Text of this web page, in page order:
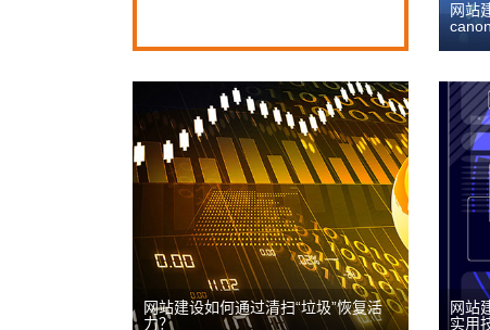
网站
网站建设如何通过清扫“垃圾”恢复活
力？
网站
实用
网站
全面、系统的网站测试对于网
站建设来说是不可缺少的，关
系到网站后期运营和优化是否
能够按照我们预期的轨迹正常
运行，本文主要介绍的是网
站...
网站建设
站
时
不
不
网站